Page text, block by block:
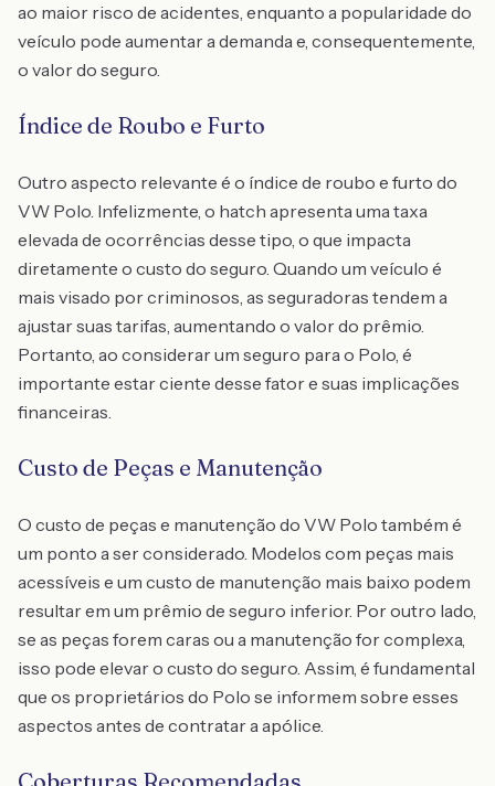
ao maior risco de acidentes, enquanto a popularidade do
veículo pode aumentar a demanda e, consequentemente,
o valor do seguro.
Índice de Roubo e Furto
Outro aspecto relevante é o índice de roubo e furto do
VW Polo. Infelizmente, o hatch apresenta uma taxa
elevada de ocorrências desse tipo, o que impacta
diretamente o custo do seguro. Quando um veículo é
mais visado por criminosos, as seguradoras tendem a
ajustar suas tarifas, aumentando o valor do prêmio.
Portanto, ao considerar um seguro para o Polo, é
importante estar ciente desse fator e suas implicações
financeiras.
Custo de Peças e Manutenção
O custo de peças e manutenção do VW Polo também é
um ponto a ser considerado. Modelos com peças mais
acessíveis e um custo de manutenção mais baixo podem
resultar em um prêmio de seguro inferior. Por outro lado,
se as peças forem caras ou a manutenção for complexa,
isso pode elevar o custo do seguro. Assim, é fundamental
que os proprietários do Polo se informem sobre esses
aspectos antes de contratar a apólice.